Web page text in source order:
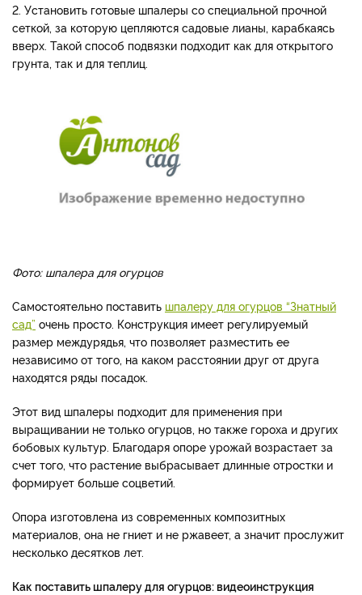
2. Установить готовые шпалеры со специальной прочной
сеткой, за которую цепляются садовые лианы, карабкаясь
вверх. Такой способ подвязки подходит как для открытого
грунта, так и для теплиц.
Фото: шпалера для огурцов
Самостоятельно поставить шпалеру для огурцов “Знатный
сад” очень просто. Конструкция имеет регулируемый
размер междурядья, что позволяет разместить ее
независимо от того, на каком расстоянии друг от друга
находятся ряды посадок.
Этот вид шпалеры подходит для применения при
выращивании не только огурцов, но также гороха и других
бобовых культур. Благодаря опоре урожай возрастает за
счет того, что растение выбрасывает длинные отростки и
формирует больше соцветий.
Опора изготовлена из современных композитных
материалов, она не гниет и не ржавеет, а значит прослужит
несколько десятков лет.
Как поставить шпалеру для огурцов: видеоинструкция